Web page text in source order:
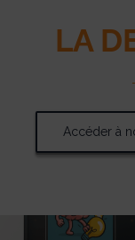
LA
Accéder à